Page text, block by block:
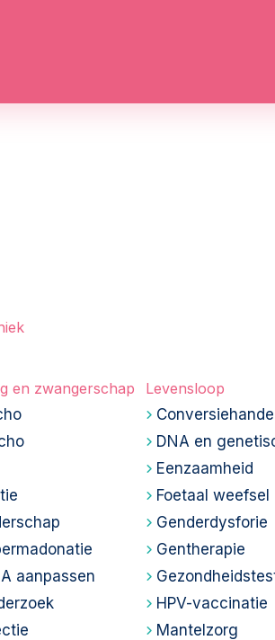
en zwangerschap
aanpassen
Levensloop
DNA en
Eenzaamheid
Foetaal
Genderdysforie
Gentherapie
HPV-vaccinatie
Mantelzorg